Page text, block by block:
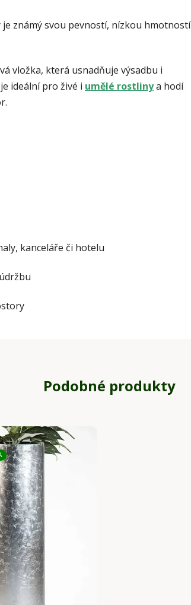
známý svou pevností, nízkou hmotností
vložka, která usnadňuje výsadbu i
je ideální pro živé i umělé rostlinya hodí
kanceláře či hotelu
Podobné produkty